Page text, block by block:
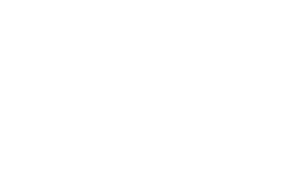
com salas de estar
espaço em acomodações
estar separadas, proporcionando